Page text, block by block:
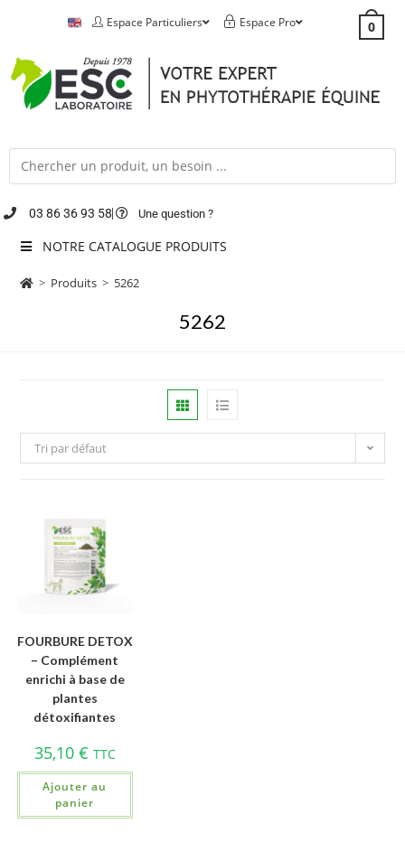
Espace Particuliers Espace Pro 0
03 86 36 93 58 Une question ?
NOTRE CATALOGUE PRODUITS
> Produits > 5262
5262
Tri par défaut
FOURBURE DETOX
– Complément
enrichi à base de
plantes
détoxifiantes
35,10 € TTC
Ajouter au
panier